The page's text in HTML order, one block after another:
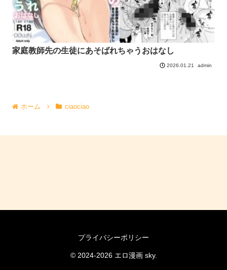
家庭教師先の生徒にあそばれちゃうおはなし
2026.01.21 admin
ホーム ciaociao
プライバシーポリシー
© 2024-2026 エロ漫画 sky.